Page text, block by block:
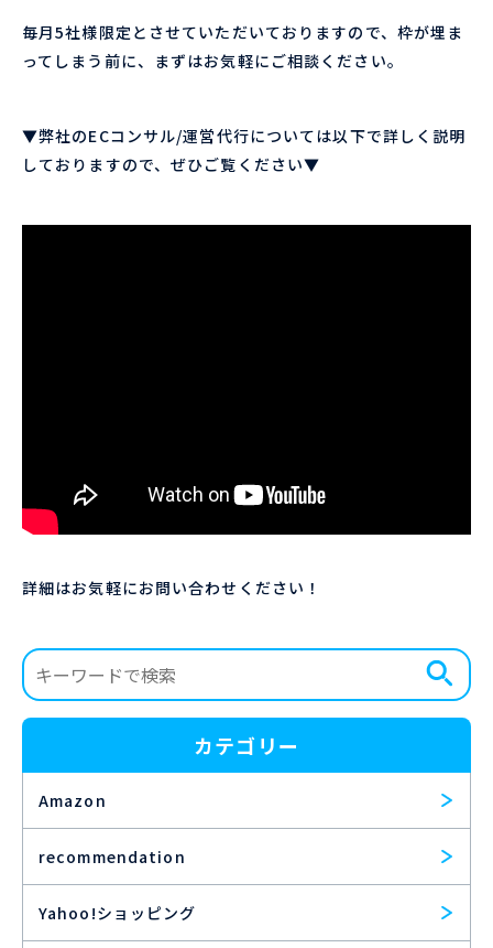
毎月5社様限定とさせていただいておりますので、枠が埋ま
ってしまう前に、まずはお気軽にご相談ください。
▼弊社のECコンサル/運営代行については以下で詳しく説明
しておりますので、ぜひご覧ください▼
詳細はお気軽にお問い合わせください！
カテゴリー
Amazon
recommendation
Yahoo!ショッピング